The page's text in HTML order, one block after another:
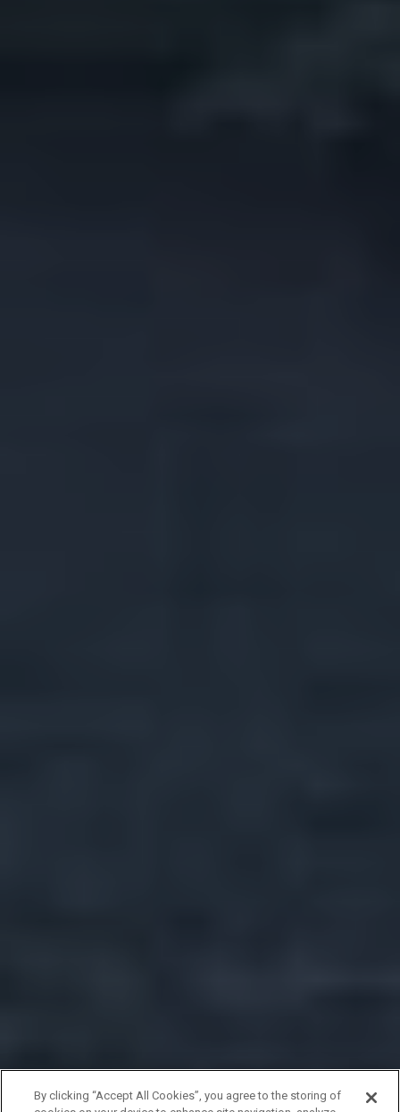
By clicking “Accept All Cookies”, you agree to the storing of